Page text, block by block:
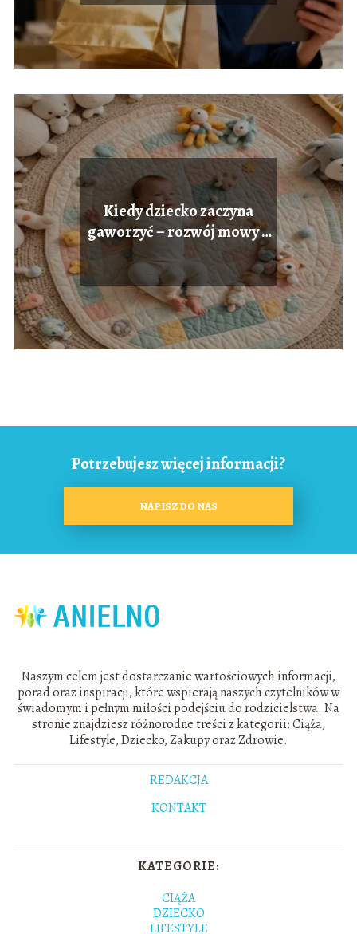
Kiedy dziecko zaczyna
gaworzyć – rozwój mowy u
niemowląt
Potrzebujesz więcej informacji?
NAPISZ DO NAS
Naszym celem jest dostarczanie wartościowych informacji,
porad oraz inspiracji, które wspierają naszych czytelników w
świadomym i pełnym miłości podejściu do rodzicielstwa. Na
stronie znajdziesz różnorodne treści z kategorii: Ciąża,
Lifestyle, Dziecko, Zakupy oraz Zdrowie.
REDAKCJA
KONTAKT
KATEGORIE:
CIĄŻA
DZIECKO
LIFESTYLE